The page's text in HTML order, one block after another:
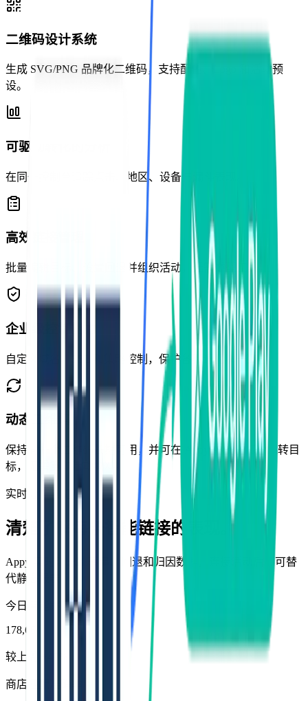
二维码设计系统
生成 SVG/PNG 品牌化二维码，支持配色、Logo 和活动预
设。
可驱动转化的分析
在同一控制台追踪点击、地区、设备与漏斗表现。
高效链接管理
批量编辑目标、设置回退并组织活动，无需重型工具。
企业级控制能力
自定义域名、SSL 和策略控制，保护各渠道品牌一致性。
动态二维码
保持同一个二维码长期可用，并可在 Appy 中随时修改跳转目
标，无需重印活动物料。
实时分析预览
清楚了解每条智能链接的表现。
Appy 实时汇总跳转量、回退和归因数据，连接活动后即可替
代静态报表。
今日智能跳转
178,664
较上周 +40%
商店匹配准确率